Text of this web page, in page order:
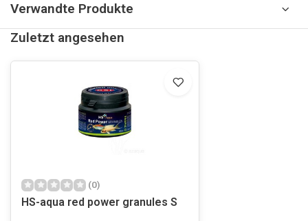
Verwandte Produkte
Zuletzt angesehen
(0)
HS-aqua red power granules S